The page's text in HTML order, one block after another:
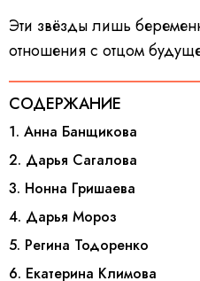
Эти звёзды лишь
отношения с отцом
СОДЕРЖАНИЕ
1. Анна Банщикова
2. Дарья Сагалова
3. Нонна Гришаева
4. Дарья Мороз
5. Регина Тодоренко
6. Екатерина Климова